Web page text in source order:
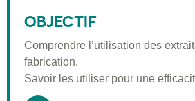
Validation
OBJECTIF
Comprendre l’utilisation des
fabrication.
Savoir les utiliser pour une